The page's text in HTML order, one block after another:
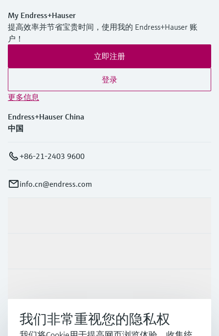
My Endress+Hauser
提高效率并节省宝贵时间，使用我的 Endress+Hauser 账
户！
立即注册
登录
更多信息
Endress+Hauser China
中国
+86-21-2403 9600
info.cn@endress.com
公司我们非常重视您的隐私权